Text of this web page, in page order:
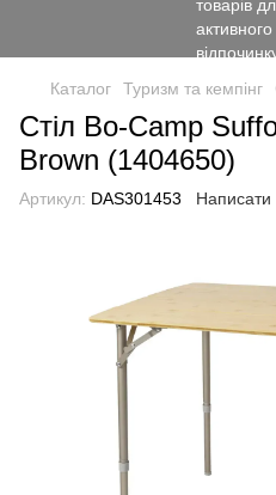
Каталог Туризм та кемпінг
Стіл Bo-Camp
Brown (1404650)
Артикул: DAS301453 Написати